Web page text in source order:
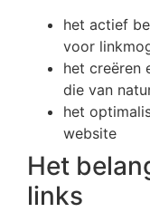
het actief
voor
het creëren
die van
het
website
Het
links